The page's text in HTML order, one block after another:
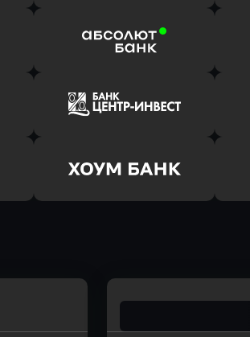
Оправить заявку
в Райффайзен Банк
Оправить заявку
в Абсолют Банк
Оправить заявку
в Центр-Инвест